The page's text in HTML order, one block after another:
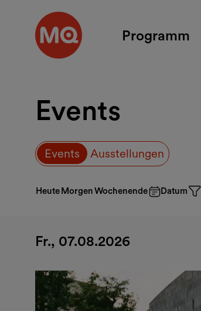
Programm
Events
Events Ausstellungen
HeuteMorgenWochenende Datum
Fr., 07.08.2026